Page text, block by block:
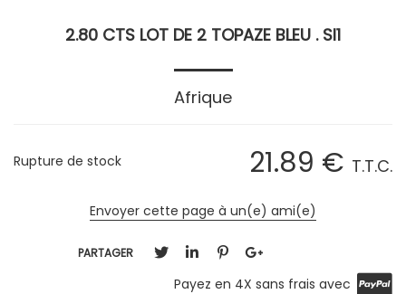
2.80 CTS LOT DE 2 TOPAZE BLEU . SI1
Afrique
21.89 € T.T.C.
Rupture de stock
Envoyer cette page à un(e) ami(e)
PARTAGER
Payez en 4X sans frais avec